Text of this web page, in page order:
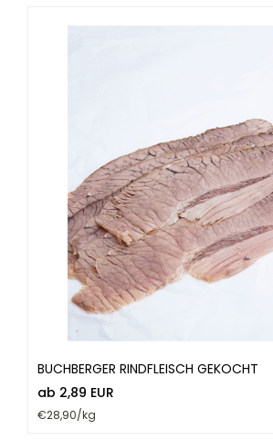
BUCHBERGER RINDFLEISCH GEKOCHT
ab 2,89 EUR
€28,90/kg